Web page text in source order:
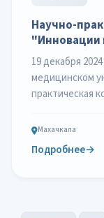
Научно-
"Инновации
19 декабря
медицинском
практическая
Махачкала
Подробнее→